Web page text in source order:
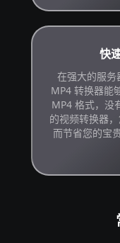
快
在强大的服务
MP4 转换器能
MP4 格式，没
的视频转换器
而节省您的宝